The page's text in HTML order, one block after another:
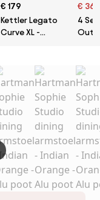
€ 179
Kettler Legato
Curve XL -
€ 369
4
SALE
bruin